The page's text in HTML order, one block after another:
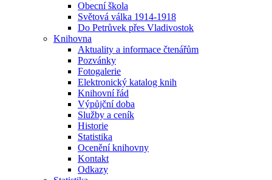
Obecní škola
Světová válka 1914-1918
Do Petrůvek přes Vladivostok
Knihovna
Aktuality a informace čtenářům
Pozvánky
Fotogalerie
Elektronický katalog knih
Knihovní řád
Výpůjční doba
Služby a ceník
Historie
Statistika
Ocenění knihovny
Kontakt
Odkazy